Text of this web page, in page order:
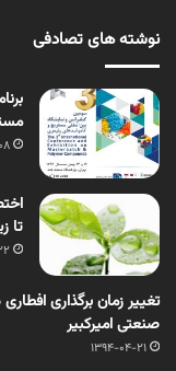
نوشته های تصادفی
تا
تغییر زمان برگذاری
صنعتی امیرکبیر
1394-04-21